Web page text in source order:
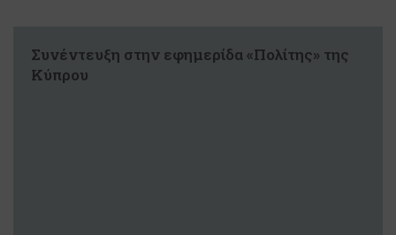
Συνέντευξη στην εφημερίδα «Πολίτης» της
Κύπρου